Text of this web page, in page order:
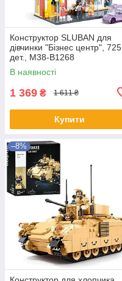
Конструктор SLUBAN для
дівчинки "Бізнес центр", 725
дет., M38-B1268
В наявності
1 369 ₴ 1 611 ₴
Купити
–8%